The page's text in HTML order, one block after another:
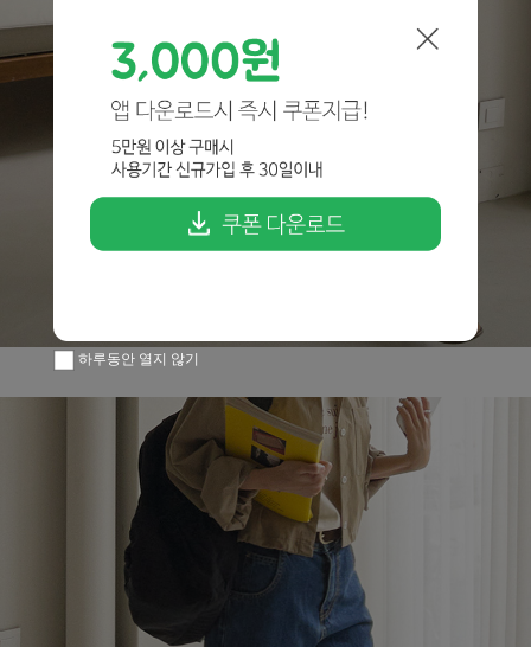
하루동안 열지 않기